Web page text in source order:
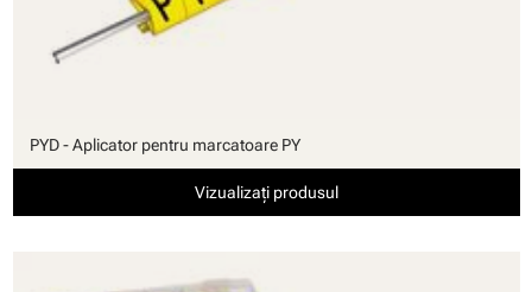
PYD - Aplicator pentru marcatoare PY
Vizualizați produsul